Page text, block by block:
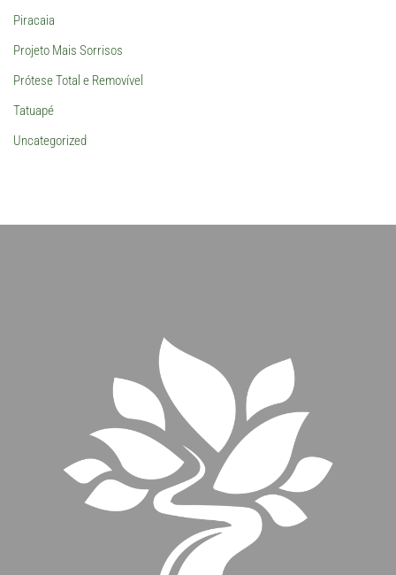
Piracaia
Projeto Mais Sorrisos
Prótese Total e Removível
Tatuapé
Uncategorized